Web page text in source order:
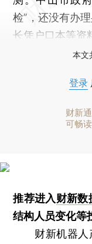
检”，还没有办
长凭户口本等资
本文
登录
财新
可畅
推荐进入财新数
结构人员变化等
财新机器人产